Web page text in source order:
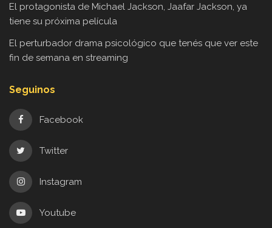
El protagonista de Michael Jackson, Jaafar Jackson, ya
tiene su próxima película
El perturbador drama psicológico que tenés que ver este
fin de semana en streaming
Seguinos
Facebook
Twitter
Instagram
Youtube